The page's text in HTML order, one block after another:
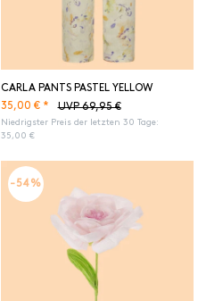
CARLA PANTS PASTEL YELLOW
UVP 69,95 €
35,00 € *
Niedrigster Preis der letzten 30 Tage:
35,00 €
-54%